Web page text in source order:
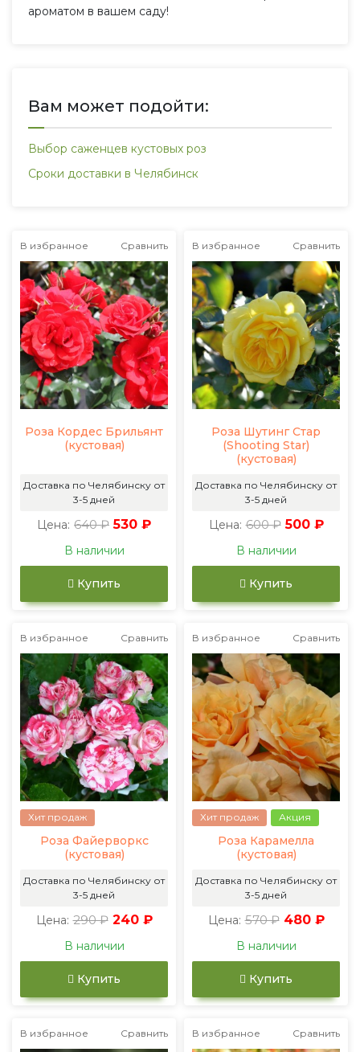
ароматом в вашем саду!
Вам может подойти:
Выбор саженцев кустовых роз
Сроки доставки в Челябинск
В избранное Сравнить
Роза Кордес Брильянт
(кустовая)
Доставка по Челябинску от
3-5 дней
Цена: 640 ₽ 530 ₽
В наличии
Купить
В избранное Сравнить
Роза Шутинг Стар
(Shooting Star)
(кустовая)
Доставка по Челябинску от
3-5 дней
Цена: 600 ₽ 500 ₽
В наличии
Купить
В избранное Сравнить
Хит продаж
Роза Файерворкс
(кустовая)
Доставка по Челябинску от
3-5 дней
Цена: 290 ₽ 240 ₽
В наличии
Купить
В избранное Сравнить
Хит продаж Акция
Роза Карамелла
(кустовая)
Доставка по Челябинску от
3-5 дней
Цена: 570 ₽ 480 ₽
В наличии
Купить
В избранное Сравнить В избранное Сравнить